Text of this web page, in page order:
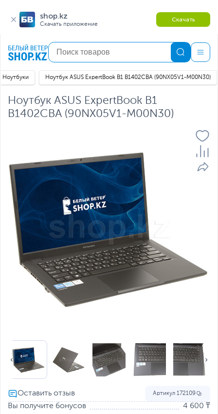
shop.kz
Скачать приложение
Скачать
Ноутбуки Ноутбук ASUS ExpertBook B1 B1402CBA (90NX05V1-M00N30)
Ноутбук ASUS ExpertBook B1
B1402CBA (90NX05V1-M00N30)
Артикул 172109
Вы получите бонусов 4 600 ₸